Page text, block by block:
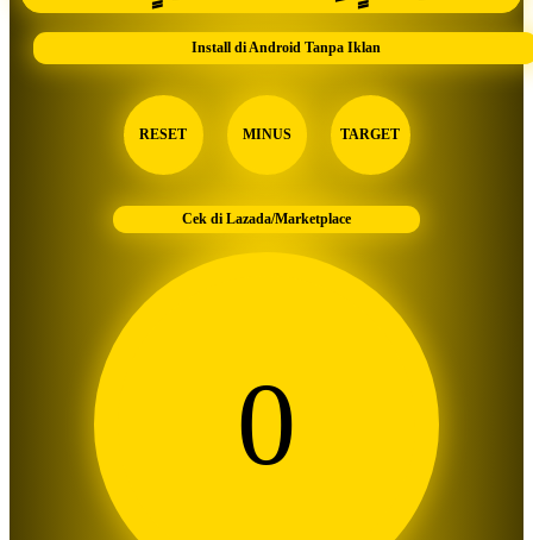
Install di Android Tanpa Iklan
RESET MINUS TARGET
Cek di Lazada/Marketplace
0